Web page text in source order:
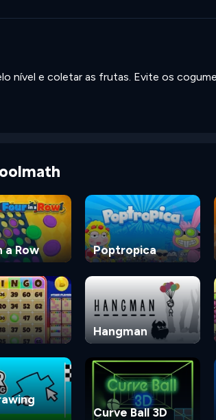
nível e coletar as frutas. Evite os
a Row Poptropica
Hangman
Curve Ball 3D